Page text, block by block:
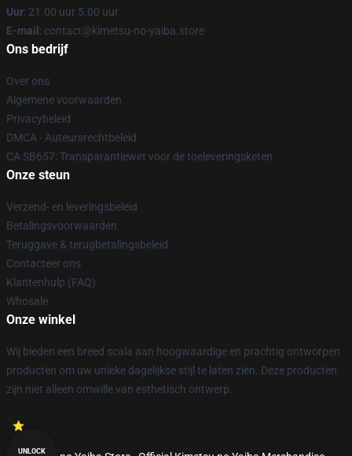
Uur: 21.00 uur 5.00 uur
E-mail : contact@kimetsu-no-yaiba.store
Ons bedrijf
Over ons
Algemene voorwaarden
Privacybeleid
DMCA - Auteursrechtbeleid
CA SB657: Transparantiewet voor de toeleveringsketen
Onze steun
Verzend- en leveringsbeleid
Betalingsvoorwaarden
Teruggave & terugbetalingsbeleid
Contacteer ons
Klantenhulp (FAQ)
Whosale
Onze winkel
Wij bieden een breed scala aan hoogwaardige en prachtig ontworpen
producten om uw unieke dagelijkse stijl te laten zien. Deze producten
zijn niet alleen omwille van esthetisch ontwerp.
UNLOCK